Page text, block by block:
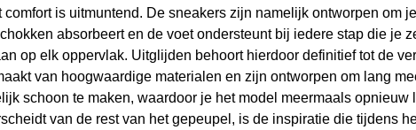
is uitmuntend. De sneakers zijn namelijk ontworpen om
absorbeert en de voet ondersteunt bij iedere stap die je
op elk oppervlak. Uitglijden behoort hierdoor definitief tot de
van hoogwaardige materialen en zijn ontworpen om lang
schoon te maken, waardoor je het model meermaals
van de rest van het gepeupel, is de inspiratie die tijdens